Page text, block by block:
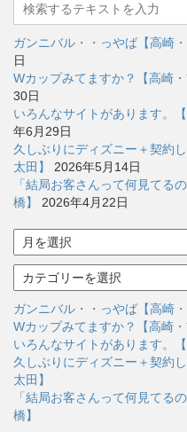
ガンニバル・・っやば【高崎
日
Wカップみてますか？【高崎
30日
いろんなサイトがあります。
年6月29日
久しぶりにディズニー＋契約
太田】
2026年5月14日
「結局お客さんって何見てる
橋】
2026年4月22日
ー
イ
ブ
テ
ゴ
リ
ー
ガンニバル・・っやば【高崎
Wカップみてますか？【高崎
いろんなサイトがあります。
久しぶりにディズニー＋契約
太田】
「結局お客さんって何見てる
橋】